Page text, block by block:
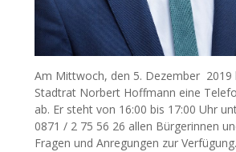
Am Mittwoch, den 5. Dezember 2019
Stadtrat Norbert Hoffmann eine
ab. Er steht von 16:00 bis 17:00 Uhr
0871 / 2 75 56 26 allen Bürgerinnen
Fragen und Anregungen zur Verfügung.